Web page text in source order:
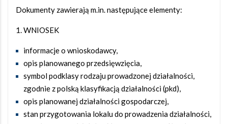
Dokumenty zawierają m.in. następujące elementy:
WNIOSEK
informacje o wnioskodawcy,
opis planowanego przedsięwzięcia,
symbol podklasy rodzaju prowadzonej działalności,
zgodnie z polską klasyfikacją działalności (pkd),
opis planowanej działalności gospodarczej,
stan przygotowania lokalu do prowadzenia działalności,